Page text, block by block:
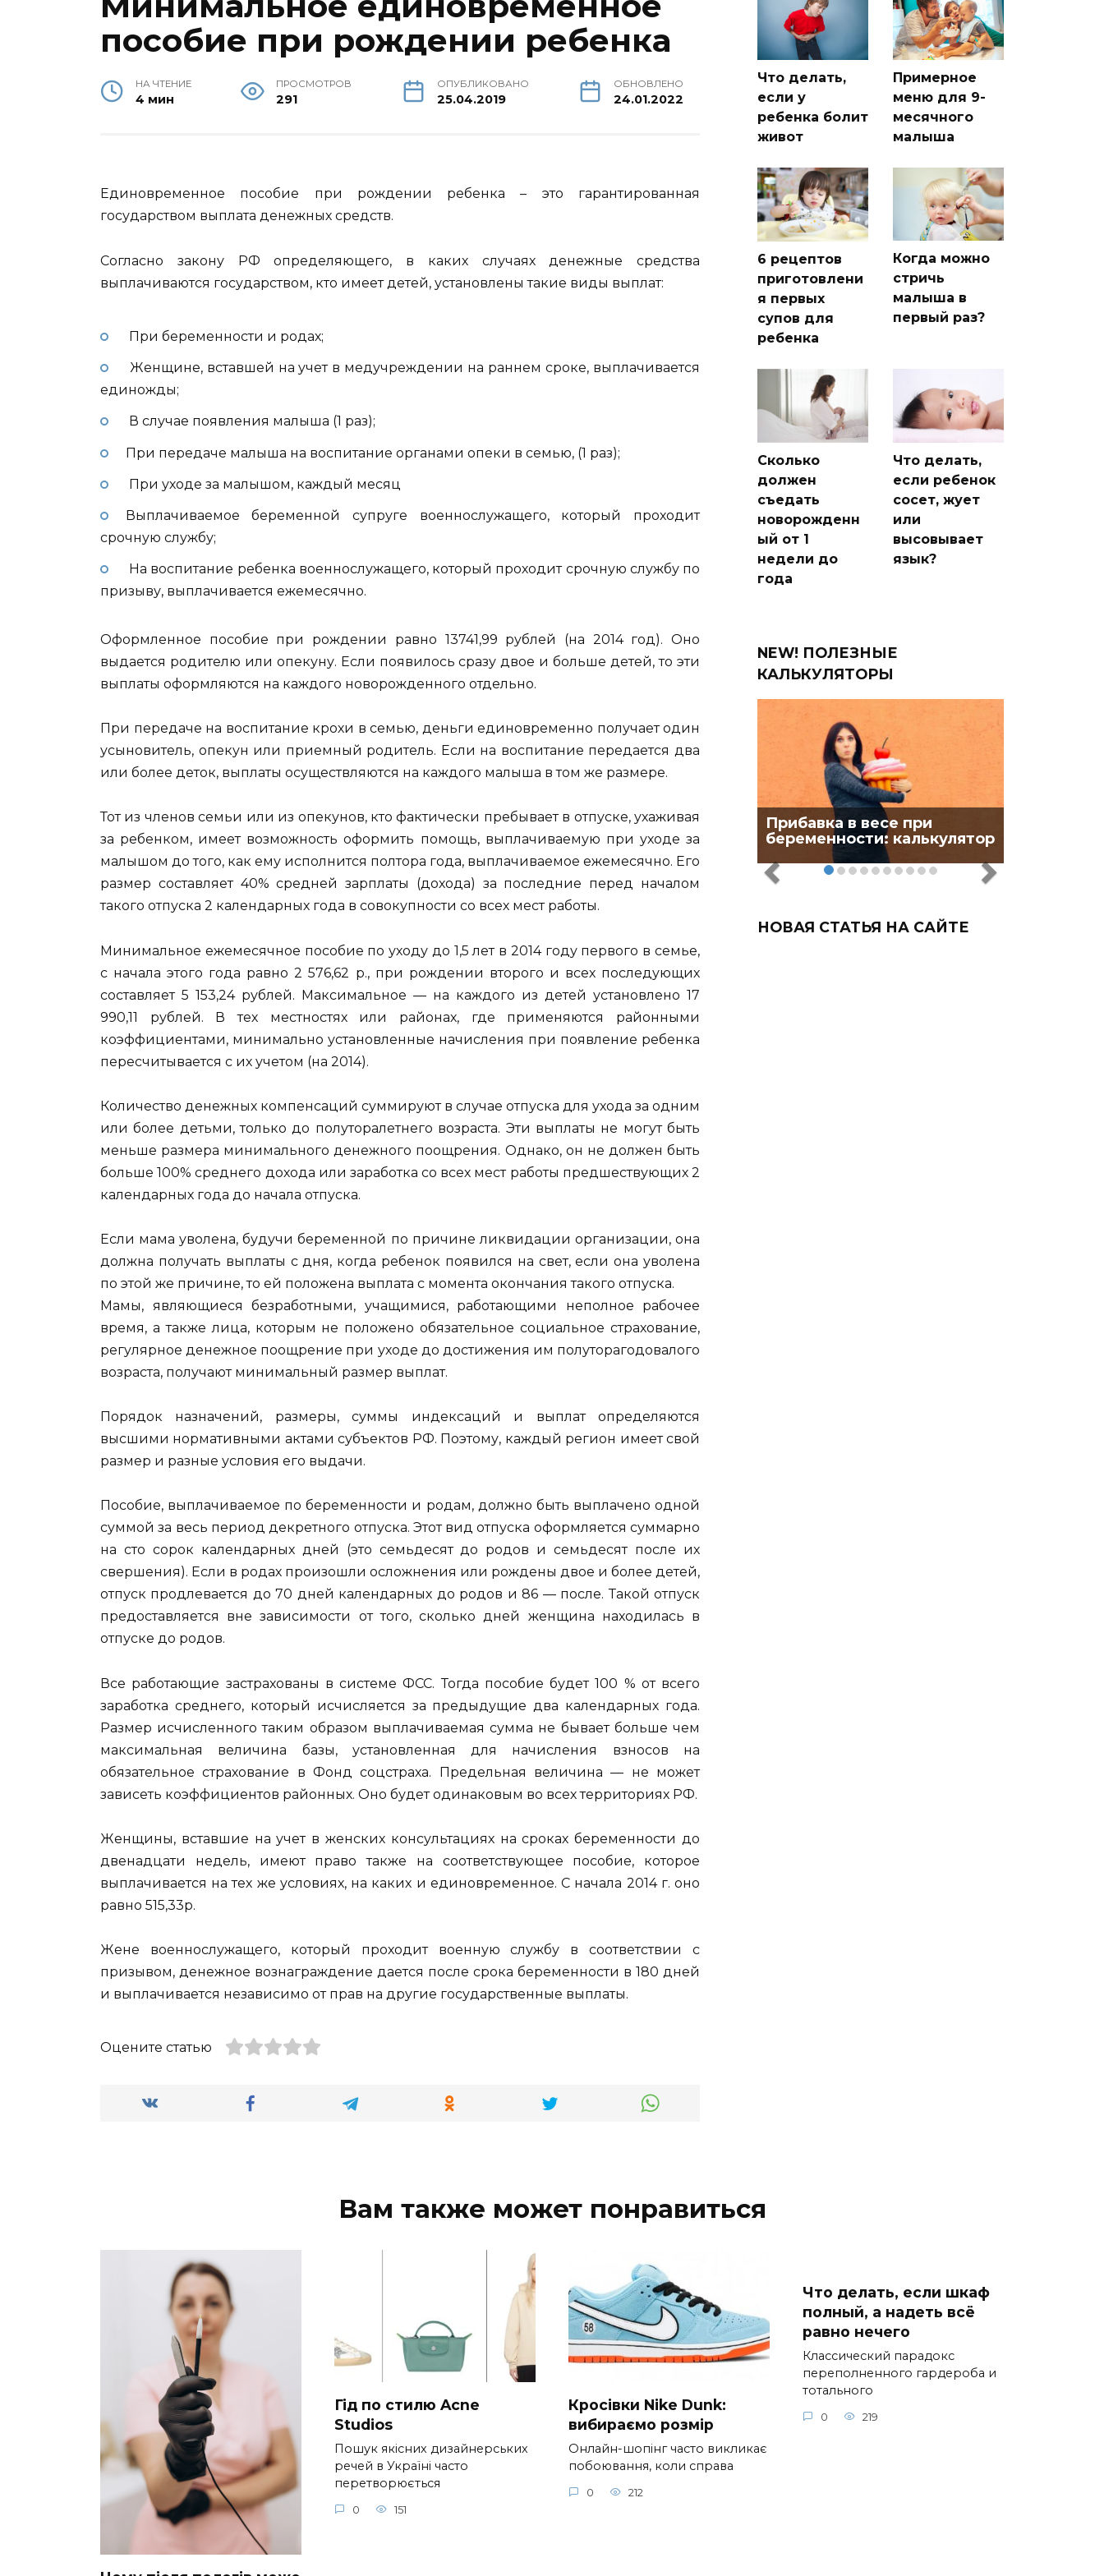
пособие при рождении ребенка
НА ЧТЕНИЕ
4 мин
ПРОСМОТРОВ
291
ОПУБЛИКОВАНО
25.04.2019
ОБНОВЛЕНО
24.01.2022
Единовременное пособие при рождении ребенка – это гарантированная
государством выплата денежных средств.
Согласно закону РФ определяющего, в каких случаях денежные средства
выплачиваются государством, кто имеет детей, установлены такие виды выплат:
При беременности и родах;
Женщине, вставшей на учет в медучреждении на раннем сроке, выплачивается
единожды;
В случае появления малыша (1 раз);
При передаче малыша на воспитание органами опеки в семью, (1 раз);
При уходе за малышом, каждый месяц
Выплачиваемое беременной супруге военнослужащего, который проходит
срочную службу;
На воспитание ребенка военнослужащего, который проходит срочную службу по
призыву, выплачивается ежемесячно.
Оформленное пособие при рождении равно 13741,99 рублей (на 2014 год). Оно
выдается родителю или опекуну. Если появилось сразу двое и больше детей, то эти
выплаты оформляются на каждого новорожденного отдельно.
При передаче на воспитание крохи в семью, деньги единовременно получает один
усыновитель, опекун или приемный родитель. Если на воспитание передается два
или более деток, выплаты осуществляются на каждого малыша в том же размере.
Тот из членов семьи или из опекунов, кто фактически пребывает в отпуске, ухаживая
за ребенком, имеет возможность оформить помощь, выплачиваемую при уходе за
малышом до того, как ему исполнится полтора года, выплачиваемое ежемесячно. Его
размер составляет 40% средней зарплаты (дохода) за последние перед началом
такого отпуска 2 календарных года в совокупности со всех мест работы.
Минимальное ежемесячное пособие по уходу до 1,5 лет в 2014 году первого в семье,
с начала этого года равно 2 576,62 р., при рождении второго и всех последующих
составляет 5 153,24 рублей. Максимальное — на каждого из детей установлено 17
990,11 рублей. В тех местностях или районах, где применяются районными
коэффициентами, минимально установленные начисления при появление ребенка
пересчитывается с их учетом (на 2014).
Количество денежных компенсаций суммируют в случае отпуска для ухода за одним
или более детьми, только до полуторалетнего возраста. Эти выплаты не могут быть
меньше размера минимального денежного поощрения. Однако, он не должен быть
больше 100% среднего дохода или заработка со всех мест работы предшествующих 2
календарных года до начала отпуска.
Если мама уволена, будучи беременной по причине ликвидации организации, она
должна получать выплаты с дня, когда ребенок появился на свет, если она уволена
по этой же причине, то ей положена выплата с момента окончания такого отпуска.
Мамы, являющиеся безработными, учащимися, работающими неполное рабочее
время, а также лица, которым не положено обязательное социальное страхование,
регулярное денежное поощрение при уходе до достижения им полуторагодовалого
возраста, получают минимальный размер выплат.
Порядок назначений, размеры, суммы индексаций и выплат определяются
высшими нормативными актами субъектов РФ. Поэтому, каждый регион имеет свой
размер и разные условия его выдачи.
Пособие, выплачиваемое по беременности и родам, должно быть выплачено одной
суммой за весь период декретного отпуска. Этот вид отпуска оформляется суммарно
на сто сорок календарных дней (это семьдесят до родов и семьдесят после их
свершения). Если в родах произошли осложнения или рождены двое и более детей,
отпуск продлевается до 70 дней календарных до родов и 86 — после. Такой отпуск
предоставляется вне зависимости от того, сколько дней женщина находилась в
отпуске до родов.
Все работающие застрахованы в системе ФСС. Тогда пособие будет 100 % от всего
заработка среднего, который исчисляется за предыдущие два календарных года.
Размер исчисленного таким образом выплачиваемая сумма не бывает больше чем
максимальная величина базы, установленная для начисления взносов на
обязательное страхование в Фонд соцстраха. Предельная величина — не может
зависеть коэффициентов районных. Оно будет одинаковым во всех территориях РФ.
Женщины, вставшие на учет в женских консультациях на сроках беременности до
двенадцати недель, имеют право также на соответствующее пособие, которое
выплачивается на тех же условиях, на каких и единовременное. С начала 2014 г. оно
равно 515,33р.
Жене военнослужащего, который проходит военную службу в соответствии с
призывом, денежное вознаграждение дается после срока беременности в 180 дней
и выплачивается независимо от прав на другие государственные выплаты.
Оцените статью
Что делать,
если у
ребенка болит
живот
Примерное
меню для 9-
месячного
малыша
6 рецептов
приготовлени
я первых
супов для
ребенка
Когда можно
стричь
малыша в
первый раз?
Сколько
должен
съедать
новорожденн
ый от 1
недели до
года
Что делать,
если ребенок
сосет, жует
или
высовывает
язык?
NEW! ПОЛЕЗНЫЕ
КАЛЬКУЛЯТОРЫ
Прибавка в весе при
беременности: калькулятор
НОВАЯ СТАТЬЯ НА САЙТЕ
Вам также может понравиться
Гід по стилю Acne
Studios
Пошук якісних дизайнерських
речей в Україні часто
перетворюється
0 151
Кросівки Nike Dunk:
вибираємо розмір
Онлайн-шопінг часто викликає
побоювання, коли справа
0 212
Что делать, если шкаф
полный, а надеть всё
равно нечего
Классический парадокс
переполненного гардероба и
тотального
0 219